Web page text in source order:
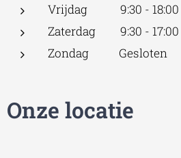
Vrijdag 9:30 - 18:00
Zaterdag 9:30 - 17:00
Zondag Gesloten
Onze locatie